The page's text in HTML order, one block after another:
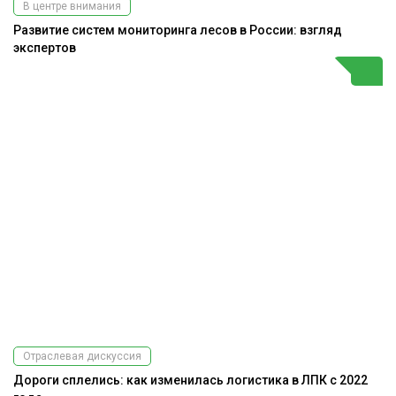
В центре внимания
Развитие систем мониторинга лесов в России: взгляд
экспертов
Отраслевая дискуссия
Дороги сплелись: как изменилась логистика в ЛПК с 2022